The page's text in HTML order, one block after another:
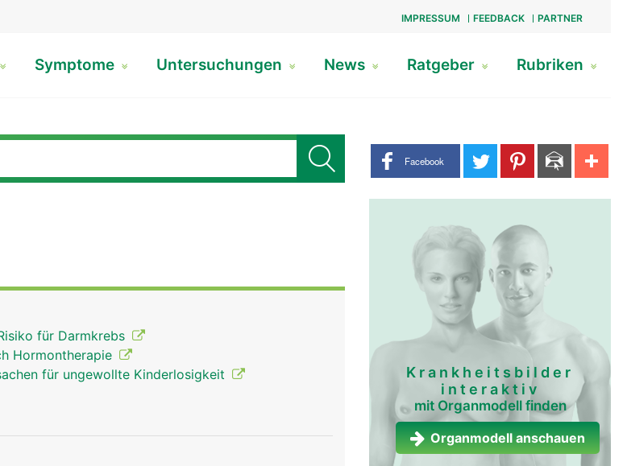
IMPRESSUM FEEDBACK PARTNER
Symptome Untersuchungen News Ratgeber Rubriken
Share buttons
Facebook
für Darmkrebs
Hormontherapie
für ungewollte Kinderlosigkeit
Krankheitsbilder
interaktiv
mit Organmodell finden
Organmodell anschauen